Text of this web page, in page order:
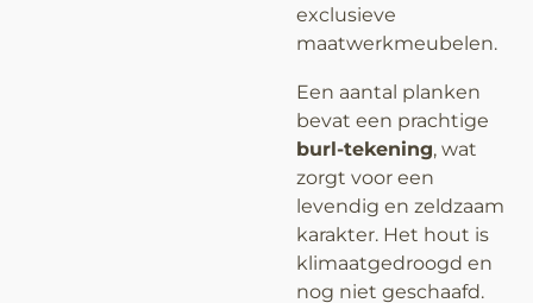
exclusieve
maatwerkmeubelen.
Een aantal planken
bevat een prachtige
burl-tekening, wat
zorgt voor een
levendig en zeldzaam
karakter. Het hout is
klimaatgedroogd en
nog niet geschaafd.